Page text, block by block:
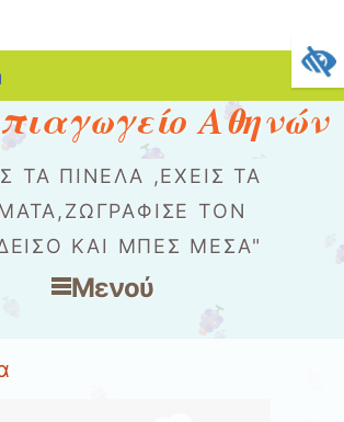
Αθηνών
ΤΑ ΠΙΝΕΛΑ ,ΕΧΕΙΣ ΤΑ
ΤΟΝ
ΚΑΙ ΜΠΕΣ ΜΕΣΑ"
Μενού